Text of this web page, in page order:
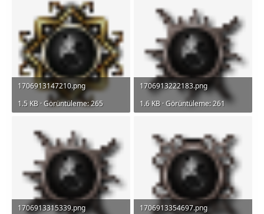
1706913147210.png
1.5 KB · Görüntüleme: 265
1706913222183.png
1.6 KB · Görüntüleme: 261
1706913315339.png
1706913354697.png